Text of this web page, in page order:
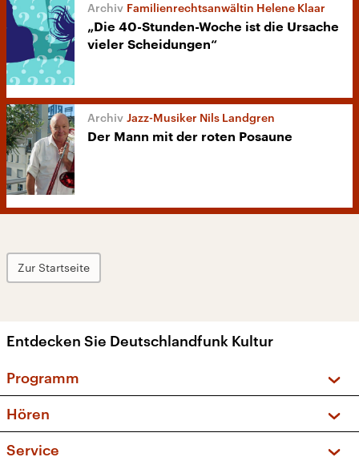
Familienrechtsanwältin Helene Klaar
„Die 40-Stunden-Woche ist die Ursache
vieler Scheidungen“
Jazz-Musiker Nils Landgren
Der Mann mit der roten Posaune
Zur Startseite
Entdecken Sie Deutschlandfunk Kultur
Programm
Sendungen und Podcasts
Hören
Service